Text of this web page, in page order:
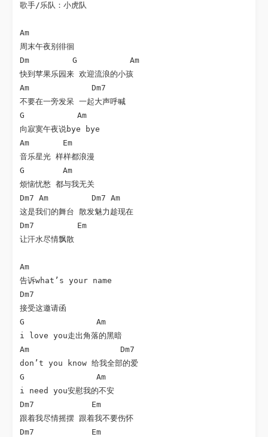
歌手/乐队：小虎队
Am
周末午夜别徘徊
Dm         G           Am
快到苹果乐园来 欢迎流浪的小孩
Am             Dm7
不要在一旁发呆 一起大声呼喊
G           Am
向寂寞午夜说bye bye
Am       Em
音乐星光 样样都浪漫
G        Am
烦恼忧愁 都与我无关
Dm7 Am         Dm7 Am
这是我们的舞台 散发魅力趁现在
Dm7         Em
让汗水尽情飘散
Am
告诉what’s your name
Dm7
接受这邀请函
G               Am
i love you走出角落的黑暗
Am                   Dm7
don’t you know 给我全部的爱
G               Am
i need you安慰我的不安
Dm7            Em
跟着我尽情摇摆 跟着我不要伤怀
Dm7            Em